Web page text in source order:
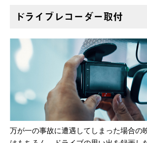
ドライブレコーダー取付
万が一の事故に遭遇してしまった場合の